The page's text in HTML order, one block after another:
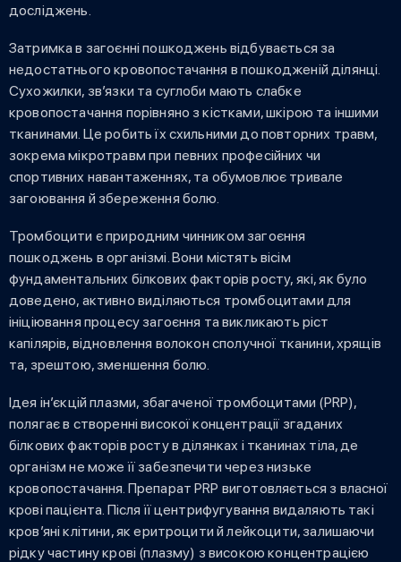
досліджень.
Затримка в загоєнні пошкоджень відбувається за
недостатнього кровопостачання в пошкодженій ділянці.
Сухожилки, зв’язки та суглоби мають слабке
кровопостачання порівняно з кістками, шкірою та іншими
тканинами. Це робить їх схильними до повторних травм,
зокрема мікротравм при певних професійних чи
спортивних навантаженнях, та обумовлює тривале
загоювання й збереження болю.
Тромбоцити є природним чинником загоєння
пошкоджень в організмі. Вони містять вісім
фундаментальних білкових факторів росту, які, як було
доведено, активно виділяються тромбоцитами для
ініціювання процесу загоєння та викликають ріст
капілярів, відновлення волокон сполучної тканини, хрящів
та, зрештою, зменшення болю.
Ідея ін’єкцій плазми, збагаченої тромбоцитами (PRP),
полягає в створенні високої концентрації згаданих
білкових факторів росту в ділянках і тканинах тіла, де
організм не може її забезпечити через низьке
кровопостачання. Препарат PRP виготовляється з власної
крові пацієнта. Після її центрифугування видаляють такі
кров’яні клітини, як еритроцити й лейкоцити, залишаючи
рідку частину крові (плазму) з високою концентрацією